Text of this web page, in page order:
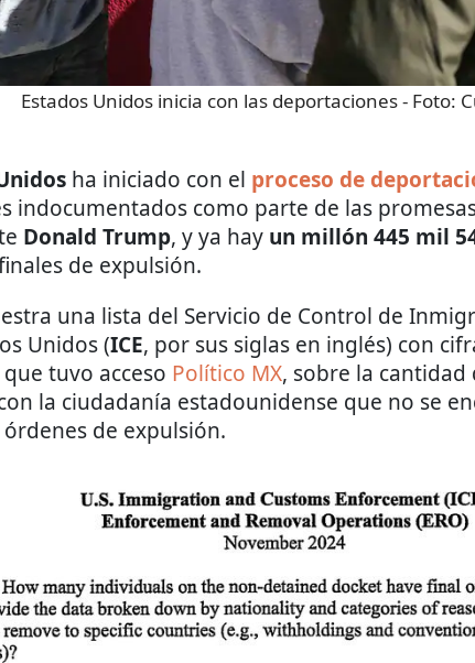
Estados Unidos inicia con las deportaciones- Foto:
ha iniciado con el proceso de
indocumentados como parte de las
Donald Trump, y ya hay un millón 445 mil
de expulsión.
una lista del Servicio de Control de
Unidos (ICE, por sus siglas en inglés) con
tuvo acceso Político MX, sobre la
la ciudadanía estadounidense que no se
de expulsión.